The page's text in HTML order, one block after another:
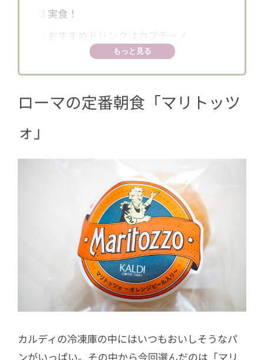
3 実食！
おすすめドリンクはカプチーノ
もっと見る
ローマの定番朝食「マリトッツ
ォ」
カルディの冷凍庫の中にはいつもおいしそうなパ
ンがいっぱい。その中から今回選んだのは「マリ